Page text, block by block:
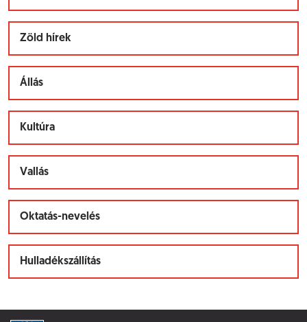
Zöld hírek
Állás
Kultúra
Vallás
Oktatás-nevelés
Hulladékszállítás